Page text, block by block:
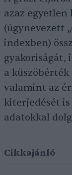
azaz
(úgynevezett
indexben)
gyakoriságát,
a
valamint az
kiterjedését
adatokkal
Cikkajánló